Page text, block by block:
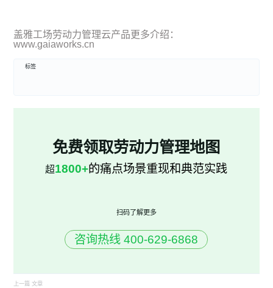
盖雅工场劳动力管理云产品更多介绍：
www.gaiaworks.cn
标签
免费领取劳动力管理地图
超1800+的痛点场景重现和典范实践
扫码了解更多
咨询热线 400-629-6868
上一篇 文章